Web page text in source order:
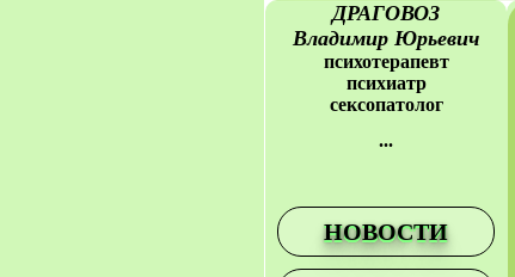
ДРАГОВОЗ
Владимир Юрьевич
психотерапевт
психиатр
сексопатолог
...
НОВОСТИ